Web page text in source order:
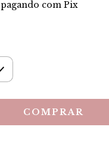
pagando com Pix